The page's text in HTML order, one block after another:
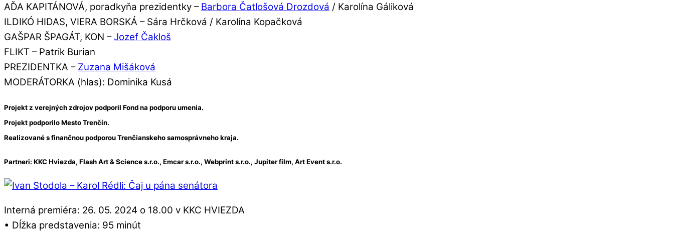
AĎA KAPITÁNOVÁ, poradkyňa prezidentky – Barbora Čatlošová Drozdová / Karolína Gáliková
ILDIKÓ HIDAS, VIERA BORSKÁ – Sára Hrčková / Karolína Kopačková
GAŠPAR ŠPAGÁT, KON –Jozef Čakloš
FLIKT – Patrik Burian
PREZIDENTKA – Zuzana Mišáková
MODERÁTORKA (hlas): Dominika Kusá
Projekt z verejných zdrojov podporil Fond na podporu umenia.
Projekt podporilo Mesto Trenčín.
Realizované s finančnou podporou Trenčianskeho samosprávneho kraja.
Partneri: KKC Hviezda, Flash Art & Science s.r.o., Emcar s.r.o., Webprint s.r.o., Jupiter film, Art Event s.r.o.
Interná premiéra: 26. 05. 2024 o 18.00 v KKC HVIEZDA
• Dĺžka predstavenia: 95 minút